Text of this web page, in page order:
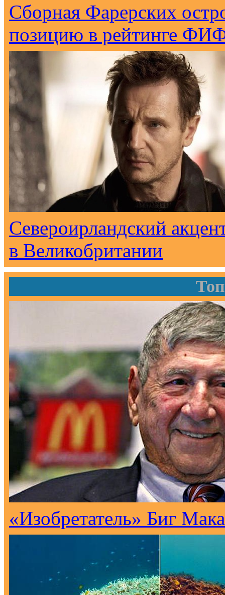
Сборная Фарерских
позицию в рейтинге
Североирландский
в Великобритании
«Изобретатель» Биг